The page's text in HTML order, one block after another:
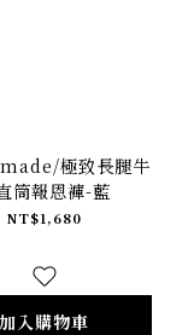
極致長腿牛
筒報恩褲-藍
NT$1,680
加入購物車